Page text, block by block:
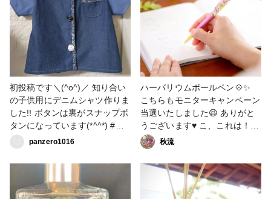
初投稿です＼(^o^)／ 知り合い
の子供用にデニムシャツ作りま
した!! ボタンは裏がスナップボ
タンになっています(*^^*) #第2
弾ハンドメイド応援企画 #ハン
ドメイド応援企画 #はじめての
投稿 #ファッション
panzero1016
ハーバリウムボールペン💠✨
こちらもモニターキャンペーン
当選いたしました😆 ありがと
うございます♥️ こ、これは！
想像以上に テンションあがり
ますね🎵 プリザーブトフラワ
ーの ラスカスの黄緑色の葉っ
ぱを 少しだけ足しました🌱 #
第2弾ハンドメイド応援企画 #
秋流